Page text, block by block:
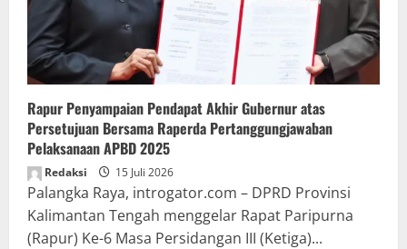
Rapur Penyampaian Pendapat Akhir Gubernur atas
Persetujuan Bersama Raperda Pertanggungjawaban
Pelaksanaan APBD 2025
Redaksi 15 Juli 2026
Palangka Raya, introgator.com – DPRD Provinsi
Kalimantan Tengah menggelar Rapat Paripurna
(Rapur) Ke-6 Masa Persidangan III (Ketiga)...